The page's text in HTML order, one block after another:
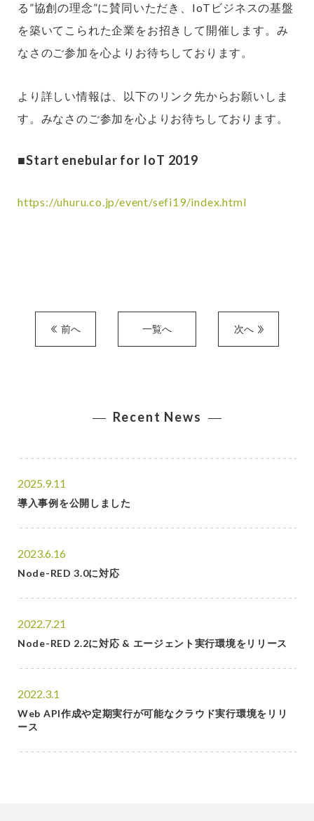
る”協創の理念”に賛同いただき、IoTビジネスの基盤
を築いてこられた企業をお招きして開催します。み
なさのご参加を心よりお待ちしております。
より詳しい情報は、以下のリンク先からお願いしま
す。みなさのご参加を心よりお待ちしております。
■Start enebular for IoT 2019
https://uhuru.co.jp/event/sefi19/index.html
前へ 一覧へ 次へ
Recent News
2025.9.11
導入事例を公開しました
2023.6.16
Node-RED 3.0に対応
2022.7.21
Node-RED 2.2に対応 & エージェント実行環境をリリース
2022.3.1
Web API作成や定期実行が可能なクラウド実行環境をリリ
ース